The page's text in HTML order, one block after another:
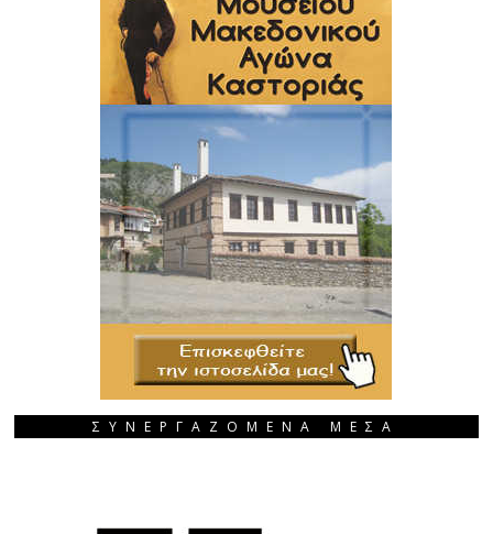
ΣΥΝΕΡΓΑΖΟΜΕΝΑ ΜΕΣΑ